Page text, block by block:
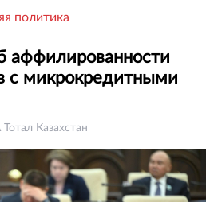
политика
аффилированности
с микрокредитными
Казахстан